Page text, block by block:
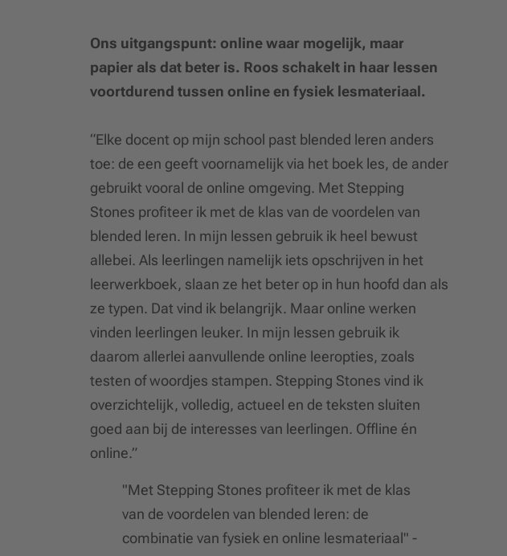
Ons uitgangspunt: online waar mogelijk, maar
papier als dat beter is. Roos schakelt in haar lessen
voortdurend tussen online en fysiek lesmateriaal.
“Elke docent op mijn school past blended leren anders
toe: de een geeft voornamelijk via het boek les, de ander
gebruikt vooral de online omgeving. Met Stepping
Stones profiteer ik met de klas van de voordelen van
blended leren. In mijn lessen gebruik ik heel bewust
allebei. Als leerlingen namelijk iets opschrijven in het
leerwerkboek, slaan ze het beter op in hun hoofd dan als
ze typen. Dat vind ik belangrijk. Maar online werken
vinden leerlingen leuker. In mijn lessen gebruik ik
daarom allerlei aanvullende online leeropties, zoals
testen of woordjes stampen. Stepping Stones vind ik
overzichtelijk, volledig, actueel en de teksten sluiten
goed aan bij de interesses van leerlingen. Offline én
online.”
"Met Stepping Stones profiteer ik met de klas
van de voordelen van blended leren: de
combinatie van fysiek en online lesmateriaal" -